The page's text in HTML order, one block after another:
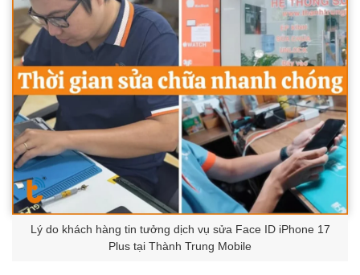
Lý do khách hàng tin tưởng dịch vụ sửa Face ID iPhone 17
Plus tại Thành Trung Mobile